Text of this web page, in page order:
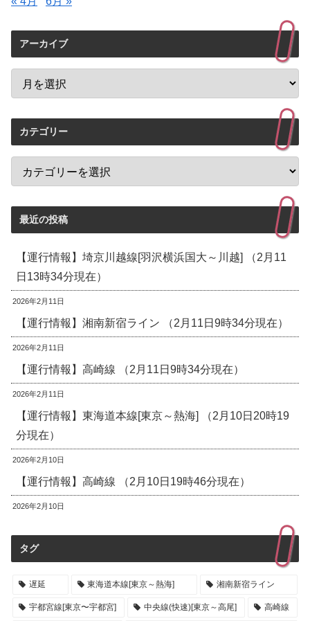
アーカイブ
カテゴリー
最近の投稿
【運行情報】埼京川越線[羽沢横浜国大～川越] （2月11
日13時34分現在）
2026年2月11日
【運行情報】湘南新宿ライン （2月11日9時34分現在）
2026年2月11日
【運行情報】高崎線 （2月11日9時34分現在）
2026年2月11日
【運行情報】東海道本線[東京～熱海] （2月10日20時19
分現在）
2026年2月10日
【運行情報】高崎線 （2月10日19時46分現在）
2026年2月10日
タグ
遅延 東海道本線[東京～熱海] 湘南新宿ライン
宇都宮線[東京〜宇都宮] 中央線(快速)[東京～高尾] 高崎線